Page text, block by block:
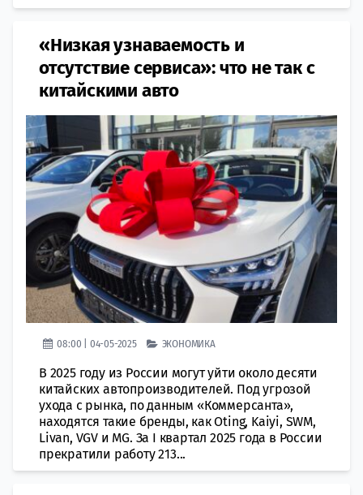
«Низкая узнаваемость и
отсутствие сервиса»: что не так с
китайскими авто
08:00 | 04-05-2025 ЭКОНОМИКА
В 2025 году из России могут уйти около десяти
китайских автопроизводителей. Под угрозой
ухода с рынка, по данным «Коммерсанта»,
находятся такие бренды, как Oting, Kaiyi, SWM,
Livan, VGV и MG. За I квартал 2025 года в России
прекратили работу 213...